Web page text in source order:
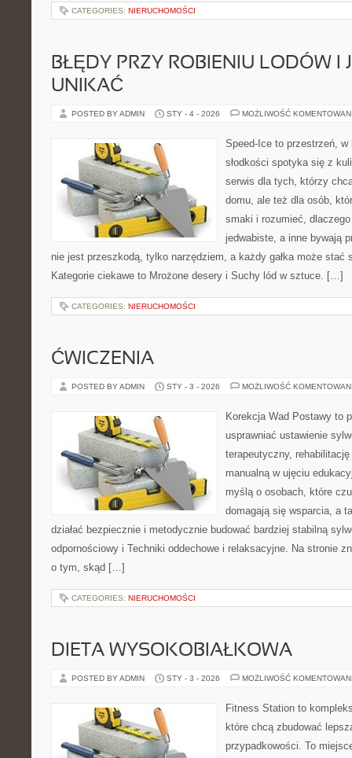
CATEGORIES: NIERUCHOMOŚCI
BŁĘDY PRZY ROBIENIU LODÓW I
UNIKAĆ
POSTED BY ADMIN STY - 4 - 2026 MOŻLIWOŚĆ
Speed-Ice to przestrzeń,
słodkości spotyka się z
serwis dla tych, którzy
domu, ale też dla osób,
smaki i rozumieć,
jedwabiste, a inne bywają
nie jest przeszkodą, tylko narzędziem, a każdy gałka może stać
Kategorie ciekawe to Mrożone desery i Suchy lód w sztuce. […]
CATEGORIES: NIERUCHOMOŚCI
ĆWICZENIA
POSTED BY ADMIN STY - 3 - 2026 MOŻLIWOŚĆ
Korekcja Wad Postawy to
usprawniać ustawienie
terapeutyczny,
manualną w ujęciu
myślą o osobach, które
domagają się wsparcia, a
działać bezpiecznie i metodycznie budować bardziej stabilną
odpornościowy i Techniki oddechowe i relaksacyjne. Na stronie
o tym, skąd […]
CATEGORIES: NIERUCHOMOŚCI
DIETA WYSOKOBIAŁKOWA
POSTED BY ADMIN STY - 3 - 2026 MOŻLIWOŚĆ
Fitness Station to
które chcą zbudować
przypadkowości. To